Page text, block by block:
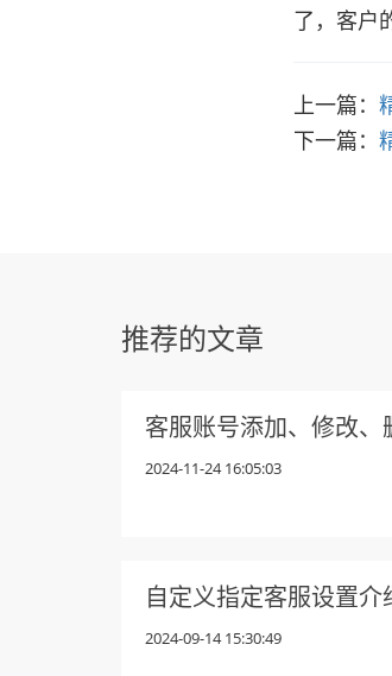
了，客户
上一篇：
下一篇：
推荐的文章
客服账号添加、修改、
2024-11-24 16:05:03
自定义指定客服设置介
2024-09-14 15:30:49